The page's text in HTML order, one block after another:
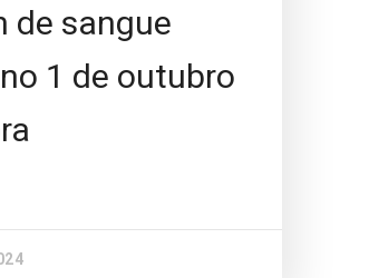
de sangue
1 de outubro